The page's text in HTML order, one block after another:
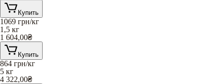
Купить
1069 грн/кг
1,5 кг
1 604,00₴
Купить
864 грн/кг
5 кг
4 322,00₴